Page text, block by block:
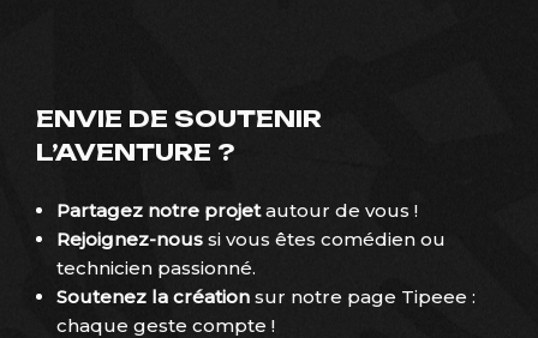
ENVIE DE SOUTENIR
L’AVENTURE ?
Partagez notre projetautour de vous !
Rejoignez-nous si vous êtes comédien ou
technicien passionné.
Soutenez la création sur notre page Tipeee :
chaque geste compte !